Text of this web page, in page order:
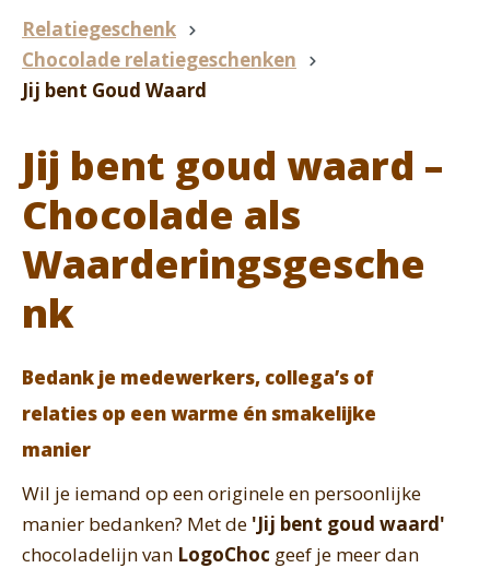
Relatiegeschenk
Chocolade relatiegeschenken
Jij bent Goud Waard
Jij bent goud waard –
Chocolade als
Waarderingsgesche
nk
Bedank je medewerkers, collega’s of
relaties op een warme én smakelijke
manier
Wil je iemand op een originele en persoonlijke
manier bedanken? Met de 'Jij bent goud waard'
chocoladelijn van LogoChoc geef je meer dan